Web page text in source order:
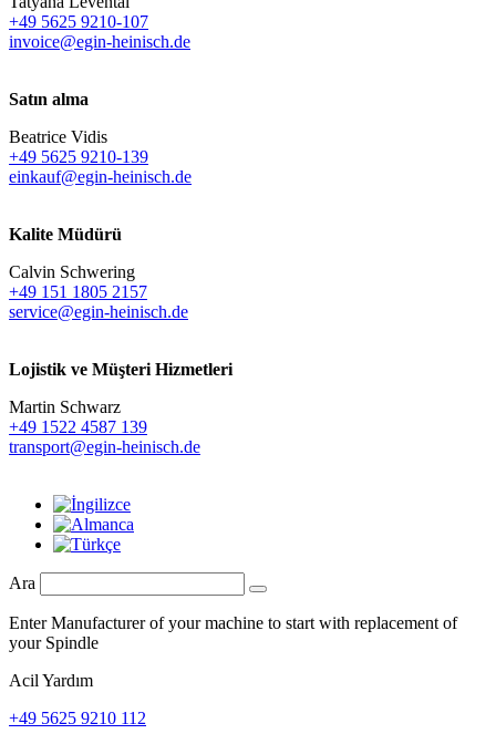
+49 5625 9210-107
invoice@egin-heinisch.de
Satın alma
Beatrice Vidis
+49 5625 9210-139
einkauf@egin-heinisch.de
Kalite Müdürü
Calvin Schwering
+49 151 1805 2157
service@egin-heinisch.de
Lojistik ve Müşteri Hizmetleri
Martin Schwarz
+49 1522 4587 139
transport@egin-heinisch.de
Ara
Enter Manufacturer of your machine to start with replacement of
your Spindle
Acil Yardım
+49 5625 9210 112